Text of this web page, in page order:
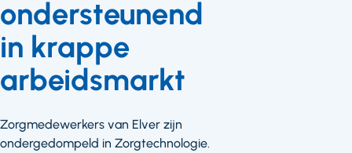
ondersteunend
in krappe
arbeidsmarkt
Zorgmedewerkers van Elver zijn
ondergedompeld in Zorgtechnologie.